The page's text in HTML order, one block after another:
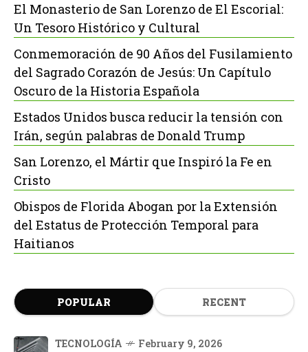
El Monasterio de San Lorenzo de El Escorial:
Un Tesoro Histórico y Cultural
Conmemoración de 90 Años del Fusilamiento
del Sagrado Corazón de Jesús: Un Capítulo
Oscuro de la Historia Española
Estados Unidos busca reducir la tensión con
Irán, según palabras de Donald Trump
San Lorenzo, el Mártir que Inspiró la Fe en
Cristo
Obispos de Florida Abogan por la Extensión
del Estatus de Protección Temporal para
Haitianos
POPULAR RECENT
TECNOLOGÍA February 9, 2026